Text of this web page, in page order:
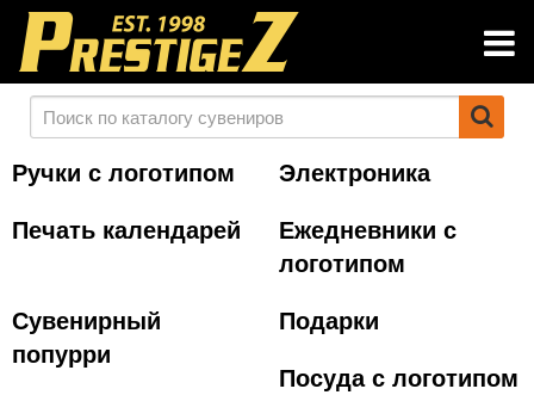
Ручки с логотипом
Электроника
Печать календарей
Ежедневники с
логотипом
Сувенирный
попурри
Подарки
Посуда с логотипом